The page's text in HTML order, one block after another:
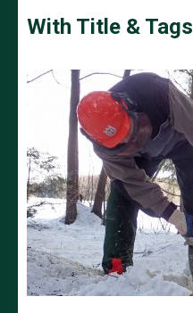
With Title & Tags